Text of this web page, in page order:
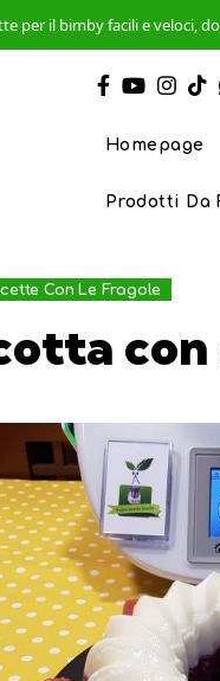
per il bimby facili e veloci,
Homepage
Prodotti Da
Con Le Fragole